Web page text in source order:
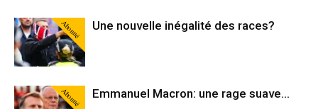
Abonné Une nouvelle inégalité des races?
Abonné Emmanuel Macron: une rage suave…